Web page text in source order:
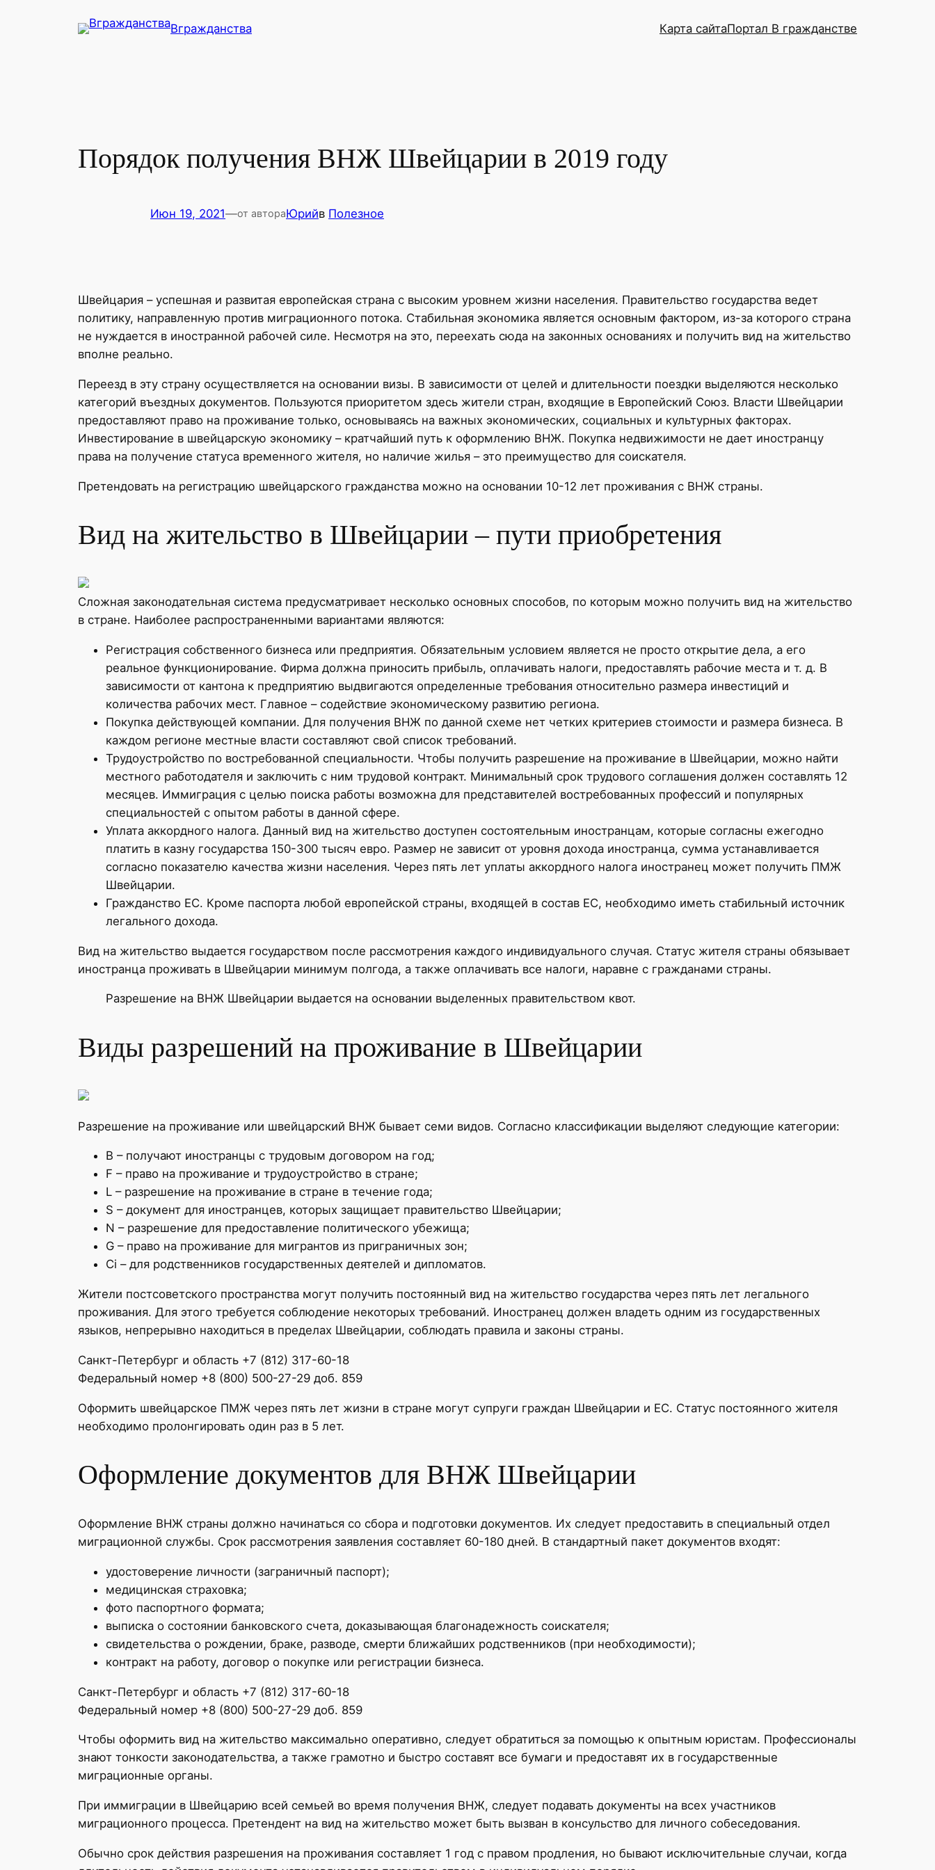
Вгражданства Карта сайтаПортал В гражданстве
Порядок получения ВНЖ Швейцарии в 2019 году
Июн 19, 2021—от автораЮрийв Полезное
Швейцария – успешная и развитая европейская страна с высоким уровнем жизни населения. Правительство государства ведет
политику, направленную против миграционного потока. Стабильная экономика является основным фактором, из-за которого страна
не нуждается в иностранной рабочей силе. Несмотря на это, переехать сюда на законных основаниях и получить вид на жительство
вполне реально.
Переезд в эту страну осуществляется на основании визы. В зависимости от целей и длительности поездки выделяются несколько
категорий въездных документов. Пользуются приоритетом здесь жители стран, входящие в Европейский Союз. Власти Швейцарии
предоставляют право на проживание только, основываясь на важных экономических, социальных и культурных факторах.
Инвестирование в швейцарскую экономику – кратчайший путь к оформлению ВНЖ. Покупка недвижимости не дает иностранцу
права на получение статуса временного жителя, но наличие жилья – это преимущество для соискателя.
Претендовать на регистрацию швейцарского гражданства можно на основании 10-12 лет проживания с ВНЖ страны.
Вид на жительство в Швейцарии – пути приобретения
Сложная законодательная система предусматривает несколько основных способов, по которым можно получить вид на жительство
в стране. Наиболее распространенными вариантами являются:
Регистрация собственного бизнеса или предприятия. Обязательным условием является не просто открытие дела, а его
реальное функционирование. Фирма должна приносить прибыль, оплачивать налоги, предоставлять рабочие места и т. д. В
зависимости от кантона к предприятию выдвигаются определенные требования относительно размера инвестиций и
количества рабочих мест. Главное – содействие экономическому развитию региона.
Покупка действующей компании. Для получения ВНЖ по данной схеме нет четких критериев стоимости и размера бизнеса. В
каждом регионе местные власти составляют свой список требований.
Трудоустройство по востребованной специальности. Чтобы получить разрешение на проживание в Швейцарии, можно найти
местного работодателя и заключить с ним трудовой контракт. Минимальный срок трудового соглашения должен составлять 12
месяцев. Иммиграция с целью поиска работы возможна для представителей востребованных профессий и популярных
специальностей с опытом работы в данной сфере.
Уплата аккордного налога. Данный вид на жительство доступен состоятельным иностранцам, которые согласны ежегодно
платить в казну государства 150-300 тысяч евро. Размер не зависит от уровня дохода иностранца, сумма устанавливается
согласно показателю качества жизни населения. Через пять лет уплаты аккордного налога иностранец может получить ПМЖ
Швейцарии.
Гражданство ЕС. Кроме паспорта любой европейской страны, входящей в состав ЕС, необходимо иметь стабильный источник
легального дохода.
Вид на жительство выдается государством после рассмотрения каждого индивидуального случая. Статус жителя страны обязывает
иностранца проживать в Швейцарии минимум полгода, а также оплачивать все налоги, наравне с гражданами страны.
Разрешение на ВНЖ Швейцарии выдается на основании выделенных правительством квот.
Виды разрешений на проживание в Швейцарии
Разрешение на проживание или швейцарский ВНЖ бывает семи видов. Согласно классификации выделяют следующие категории:
B – получают иностранцы с трудовым договором на год;
F – право на проживание и трудоустройство в стране;
L – разрешение на проживание в стране в течение года;
S – документ для иностранцев, которых защищает правительство Швейцарии;
N – разрешение для предоставление политического убежища;
G – право на проживание для мигрантов из приграничных зон;
Ci – для родственников государственных деятелей и дипломатов.
Жители постсоветского пространства могут получить постоянный вид на жительство государства через пять лет легального
проживания. Для этого требуется соблюдение некоторых требований. Иностранец должен владеть одним из государственных
языков, непрерывно находиться в пределах Швейцарии, соблюдать правила и законы страны.
Санкт-Петербург и область +7 (812) 317-60-18
Федеральный номер +8 (800) 500-27-29 доб. 859
Оформить швейцарское ПМЖ через пять лет жизни в стране могут супруги граждан Швейцарии и ЕС. Статус постоянного жителя
необходимо пролонгировать один раз в 5 лет.
Оформление документов для ВНЖ Швейцарии
Оформление ВНЖ страны должно начинаться со сбора и подготовки документов. Их следует предоставить в специальный отдел
миграционной службы. Срок рассмотрения заявления составляет 60-180 дней. В стандартный пакет документов входят:
удостоверение личности (заграничный паспорт);
медицинская страховка;
фото паспортного формата;
выписка о состоянии банковского счета, доказывающая благонадежность соискателя;
свидетельства о рождении, браке, разводе, смерти ближайших родственников (при необходимости);
контракт на работу, договор о покупке или регистрации бизнеса.
Санкт-Петербург и область +7 (812) 317-60-18
Федеральный номер +8 (800) 500-27-29 доб. 859
Чтобы оформить вид на жительство максимально оперативно, следует обратиться за помощью к опытным юристам. Профессионалы
знают тонкости законодательства, а также грамотно и быстро составят все бумаги и предоставят их в государственные
миграционные органы.
При иммиграции в Швейцарию всей семьей во время получения ВНЖ, следует подавать документы на всех участников
миграционного процесса. Претендент на вид на жительство может быть вызван в консульство для личного собеседования.
Обычно срок действия разрешения на проживания составляет 1 год с правом продления, но бывают исключительные случаи, когда